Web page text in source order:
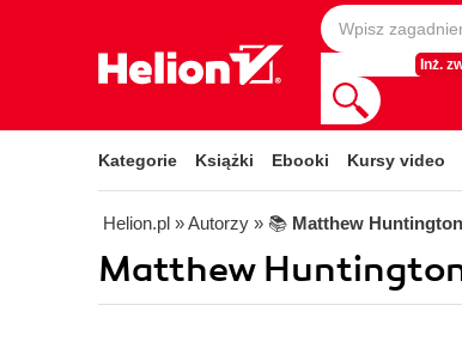
Inż.
Kategorie Książki Ebooki Kursy video
Helion.pl » Autorzy » 📚 Matthew Huntington
Matthew